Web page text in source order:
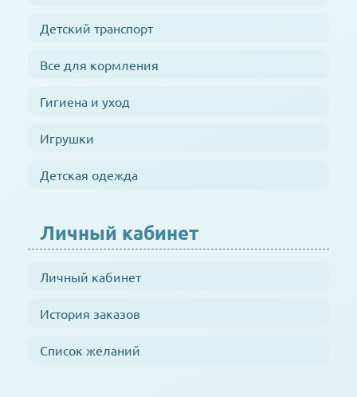
Детский транспорт
Все для кормления
Гигиена и уход
Игрушки
Детская одежда
Личный кабинет
Личный кабинет
История заказов
Список желаний